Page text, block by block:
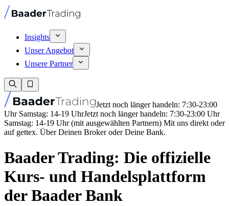
Insights
Unser Angebot
Unsere Partner
Jetzt noch länger handeln: 7:30-23:00
Uhr Samstag: 14-19 UhrJetzt noch länger handeln: 7:30-23:00 Uhr
Samstag: 14-19 Uhr (mit ausgewählten Partnern) Mit uns direkt oder
auf gettex. Über Deinen Broker oder Deine Bank.
Baader Trading: Die offizielle
Kurs- und Handelsplattform
der Baader Bank